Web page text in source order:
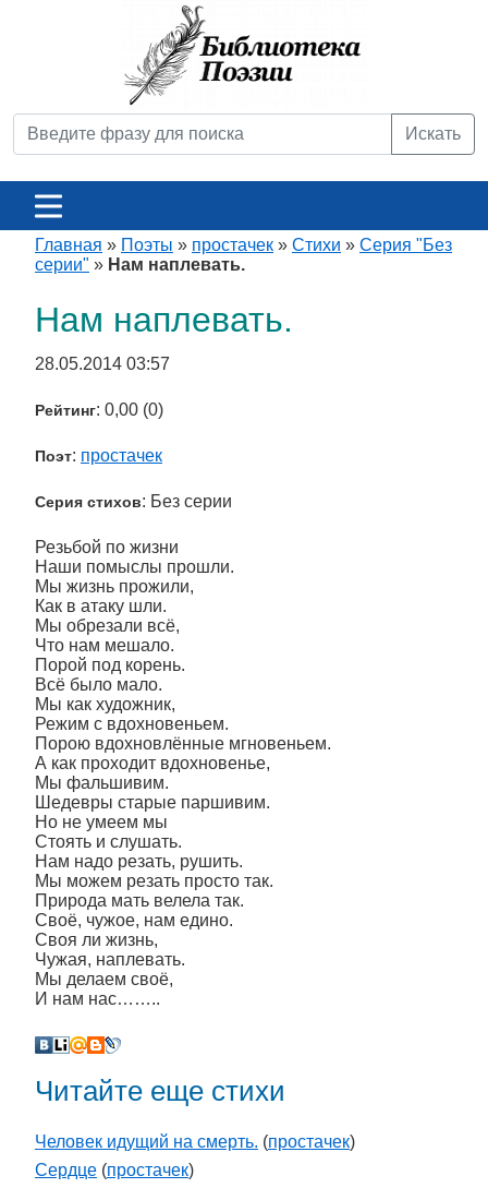
Искать
Главная » Поэты » простачек » Стихи » Серия "Без
серии" » Нам наплевать.
Нам наплевать.
28.05.2014 03:57
Рейтинг: 0,00 (0)
Поэт: простачек
Серия стихов: Без серии
Резьбой по жизни
Наши помыслы прошли.
Мы жизнь прожили,
Как в атаку шли.
Мы обрезали всё,
Что нам мешало.
Порой под корень.
Всё было мало.
Мы как художник,
Режим с вдохновеньем.
Порою вдохновлённые мгновеньем.
А как проходит вдохновенье,
Мы фальшивим.
Шедевры старые паршивим.
Но не умеем мы
Стоять и слушать.
Нам надо резать, рушить.
Мы можем резать просто так.
Природа мать велела так.
Своё, чужое, нам едино.
Своя ли жизнь,
Чужая, наплевать.
Мы делаем своё,
И нам нас……..
Читайте еще стихи
Человек идущий на смерть. (простачек)
Сердце (простачек)